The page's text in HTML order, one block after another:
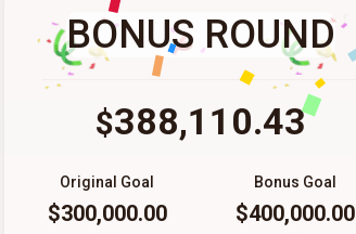
BONUS ROUND
$388,110.43
Bonus Goal
$400,000.00
Original Goal
$300,000.00